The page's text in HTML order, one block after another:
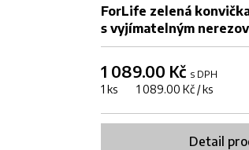
DOPRODEJ
ForLife zelená
s vyjímatelným
1 089.00 Kč s DPH
1 ks 1 089.00 Kč / ks
Detail